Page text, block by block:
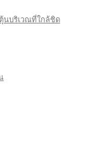
นบริเวณที่ใกล้ชิด